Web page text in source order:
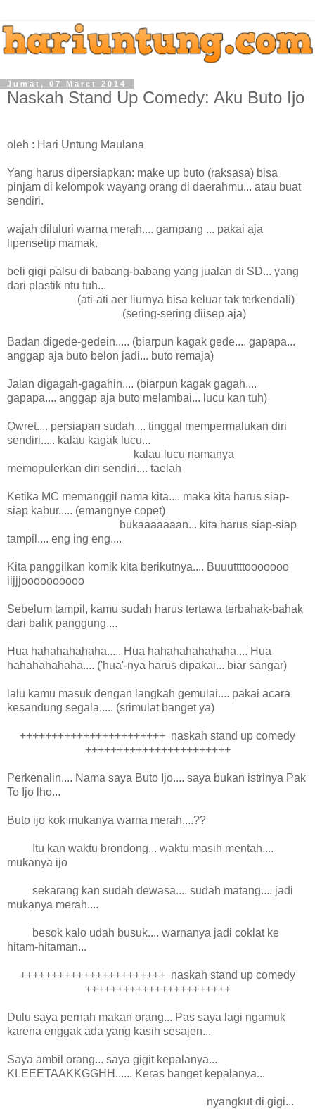
Jumat, 07 Maret 2014
Naskah Stand Up Comedy: Aku Buto Ijo
oleh : Hari Untung Maulana
Yang harus dipersiapkan: make up buto (raksasa) bisa
pinjam di kelompok wayang orang di daerahmu... atau buat
sendiri.
wajah diluluri warna merah.... gampang ... pakai aja
lipensetip mamak.
beli gigi palsu di babang-babang yang jualan di SD... yang
dari plastik ntu tuh...
(ati-ati aer liurnya bisa keluar tak terkendali)
(sering-sering diisep aja)
Badan digede-gedein..... (biarpun kagak gede.... gapapa...
anggap aja buto belon jadi... buto remaja)
Jalan digagah-gagahin.... (biarpun kagak gagah....
gapapa.... anggap aja buto melambai... lucu kan tuh)
Owret.... persiapan sudah.... tinggal mempermalukan diri
sendiri..... kalau kagak lucu...
kalau lucu namanya
memopulerkan diri sendiri.... taelah
Ketika MC memanggil nama kita.... maka kita harus siap-
siap kabur..... (emangnye copet)
bukaaaaaaan... kita harus siap-siap
tampil.... eng ing eng....
Kita panggilkan komik kita berikutnya.... Buuuttttooooooo
iijjjoooooooooo
Sebelum tampil, kamu sudah harus tertawa terbahak-bahak
dari balik panggung....
Hua hahahahahaha..... Hua hahahahahahaha.... Hua
hahahahahaha.... ('hua'-nya harus dipakai... biar sangar)
lalu kamu masuk dengan langkah gemulai.... pakai acara
kesandung segala..... (srimulat banget ya)
+++++++++++++++++++++++ naskah stand up comedy
+++++++++++++++++++++++
Perkenalin.... Nama saya Buto Ijo.... saya bukan istrinya Pak
To Ijo lho...
Buto ijo kok mukanya warna merah....??
Itu kan waktu brondong... waktu masih mentah....
mukanya ijo
sekarang kan sudah dewasa.... sudah matang.... jadi
mukanya merah....
besok kalo udah busuk.... warnanya jadi coklat ke
hitam-hitaman...
+++++++++++++++++++++++ naskah stand up comedy
+++++++++++++++++++++++
Dulu saya pernah makan orang... Pas saya lagi ngamuk
karena enggak ada yang kasih sesajen...
Saya ambil orang... saya gigit kepalanya...
KLEEETAAKKGGHH...... Keras banget kepalanya...
nyangkut di gigi...